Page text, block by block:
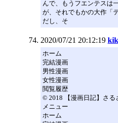
んで、もうフエンテスは
が、それでもかの大作「
だし、そ
2020/07/21 20:12:19
ホーム
完結漫画
男性漫画
女性漫画
閲覧履歴
© 2018 【漫画日記】さる
メニュー
ホーム